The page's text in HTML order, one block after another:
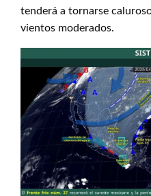
tenderá a tornarse
vientos moderados.